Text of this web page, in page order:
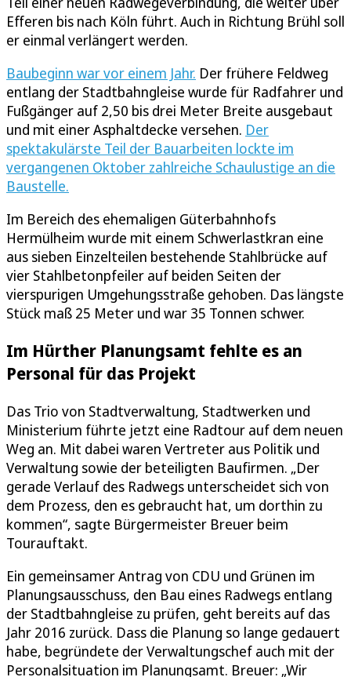
Efferen bis nach Köln führt. Auch in Richtung Brühl soll
er einmal verlängert werden.
Baubeginn war vor einem Jahr. Der frühere Feldweg
entlang der Stadtbahngleise wurde für Radfahrer und
Fußgänger auf 2,50 bis drei Meter Breite ausgebaut
und mit einer Asphaltdecke versehen. Der
spektakulärste Teil der Bauarbeiten lockte im
vergangenen Oktober zahlreiche Schaulustige an die
Baustelle.
Im Bereich des ehemaligen Güterbahnhofs
Hermülheim wurde mit einem Schwerlastkran eine
aus sieben Einzelteilen bestehende Stahlbrücke auf
vier Stahlbetonpfeiler auf beiden Seiten der
vierspurigen Umgehungsstraße gehoben. Das längste
Stück maß 25 Meter und war 35 Tonnen schwer.
Im Hürther Planungsamt fehlte es an
Personal für das Projekt
Das Trio von Stadtverwaltung, Stadtwerken und
Ministerium führte jetzt eine Radtour auf dem neuen
Weg an. Mit dabei waren Vertreter aus Politik und
Verwaltung sowie der beteiligten Baufirmen. „Der
gerade Verlauf des Radwegs unterscheidet sich von
dem Prozess, den es gebraucht hat, um dorthin zu
kommen“, sagte Bürgermeister Breuer beim
Tourauftakt.
Ein gemeinsamer Antrag von CDU und Grünen im
Planungsausschuss, den Bau eines Radwegs entlang
der Stadtbahngleise zu prüfen, geht bereits auf das
Jahr 2016 zurück. Dass die Planung so lange gedauert
habe, begründete der Verwaltungschef auch mit der
Personalsituation im Planungsamt. Breuer: „Wir